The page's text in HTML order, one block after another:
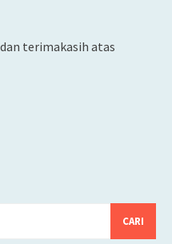
terimakasih atas